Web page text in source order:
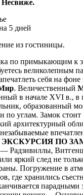
Не­сви­же.
из го­сти­ни­цы.
по при­мы­каю­щим к
ве­ли­ко­леп­ным
се­бя на
. Ве­ли­чест­вен­ный
в на­ча­ле XVI в., в
об­ра­зо­ван­ный
по уг­лам. Замок
ар­хи­тек­тур­ный
ЭКСКУРСИЯ ПО
— Рад­зи­вил­лы,
яр­кий след не
По­гру­же­ние в
где хра­ни­лись
парадными